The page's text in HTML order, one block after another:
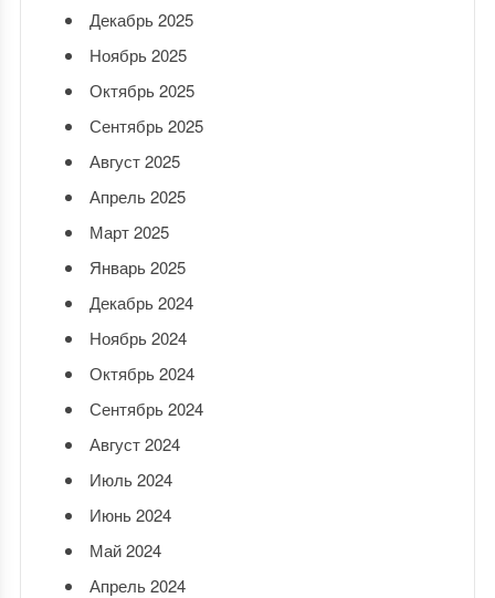
Декабрь 2025
Ноябрь 2025
Октябрь 2025
Сентябрь 2025
Август 2025
Апрель 2025
Март 2025
Январь 2025
Декабрь 2024
Ноябрь 2024
Октябрь 2024
Сентябрь 2024
Август 2024
Июль 2024
Июнь 2024
Май 2024
Апрель 2024